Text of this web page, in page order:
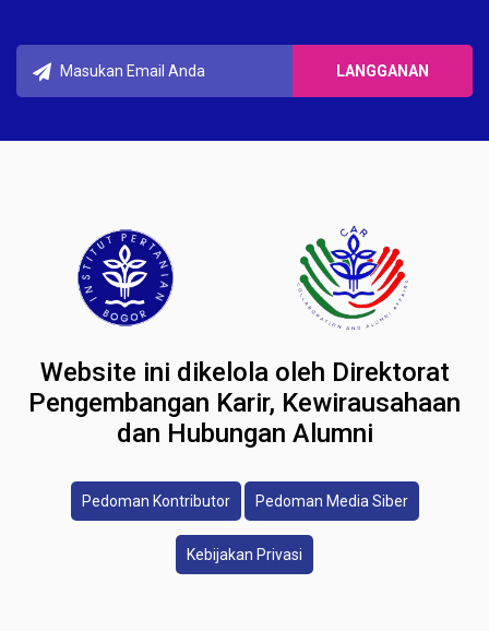
Website ini dikelola oleh Direktorat
Pengembangan Karir, Kewirausahaan
dan Hubungan Alumni
Pedoman Kontributor Pedoman Media Siber
Kebijakan Privasi